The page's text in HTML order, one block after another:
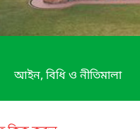
আইন, বিধি ও নীতিমালা